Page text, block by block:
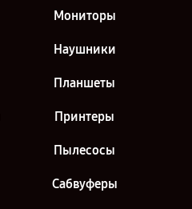
Мониторы
Наушники
Планшеты
Принтеры
Пылесосы
Сабвуферы